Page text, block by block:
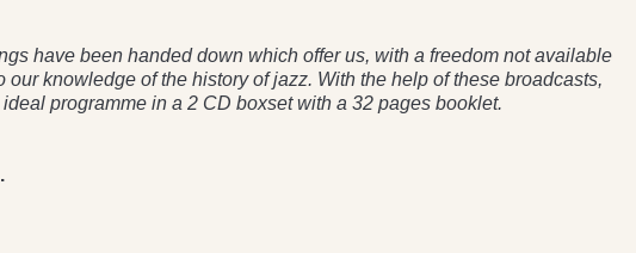
have been handed down which offer us, with a freedom not available
knowledge of the history of jazz. With the help of these broadcasts,
programme in a 2 CD boxset with a 32 pages booklet.